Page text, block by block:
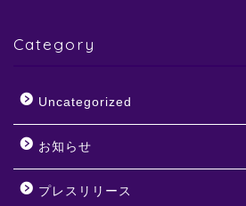
Category
Uncategorized
お知らせ
プレスリリース